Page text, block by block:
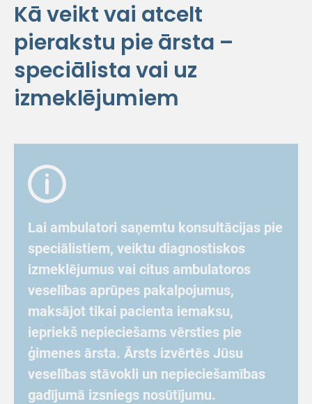
Kā veikt vai atcelt
pierakstu pie ārsta –
speciālista vai uz
izmeklējumiem
Lai ambulatori saņemtu konsultācijas pie
speciālistiem, veiktu diagnostiskos
izmeklējumus vai citus ambulatoros
veselības aprūpes pakalpojumus,
maksājot tikai pacienta iemaksu,
iepriekš nepieciešams vērsties pie
ģimenes ārsta. Ārsts izvērtēs Jūsu
veselības stāvokli un nepieciešamības
gadījumā izsniegs nosūtījumu.